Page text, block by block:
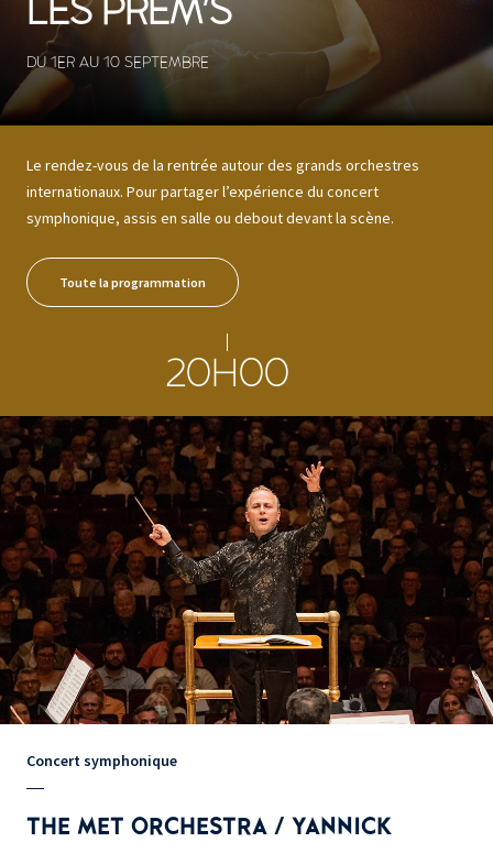
Le rendez-vous de la rentrée autour des grands orchestres
internationaux. Pour partager l’expérience du concert
symphonique, assis en salle ou debout devant la scène.
Toute la programmation
LES PREM'S
DU 1ER AU 10 SEPTEMBRE
20H00
Concert symphonique
THE MET ORCHESTRA / YANNICK